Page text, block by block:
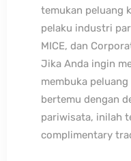
temukan peluang
pelaku industri
MICE, dan
Jika Anda ingin
membuka
bertemu dengan
pariwisata, inilah
complimentary